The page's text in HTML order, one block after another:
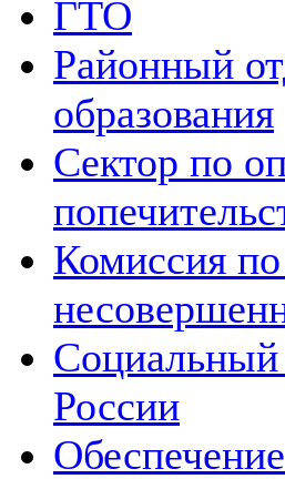
ГТО
Районный
образования
Сектор по
Комиссия
России